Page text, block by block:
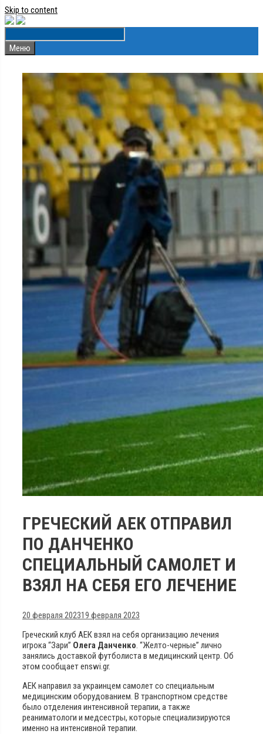
Skip to content
Меню
ГРЕЧЕСКИЙ АЕК ОТПРАВИЛ
ПО ДАНЧЕНКО
СПЕЦИАЛЬНЫЙ САМОЛЕТ И
ВЗЯЛ НА СЕБЯ ЕГО ЛЕЧЕНИЕ
20 февраля 202319 февраля 2023
Греческий клуб АЕК взял на себя организацию лечения
игрока “Зари” Олега Данченко. “Желто-черные” лично
занялись доставкой футболиста в медицинский центр. Об
этом сообщает enswi.gr.
АЕК направил за украинцем самолет со специальным
медицинским оборудованием. В транспортном средстве
было отделения интенсивной терапии, а также
реаниматологи и медсестры, которые специализируются
именно на интенсивной терапии.